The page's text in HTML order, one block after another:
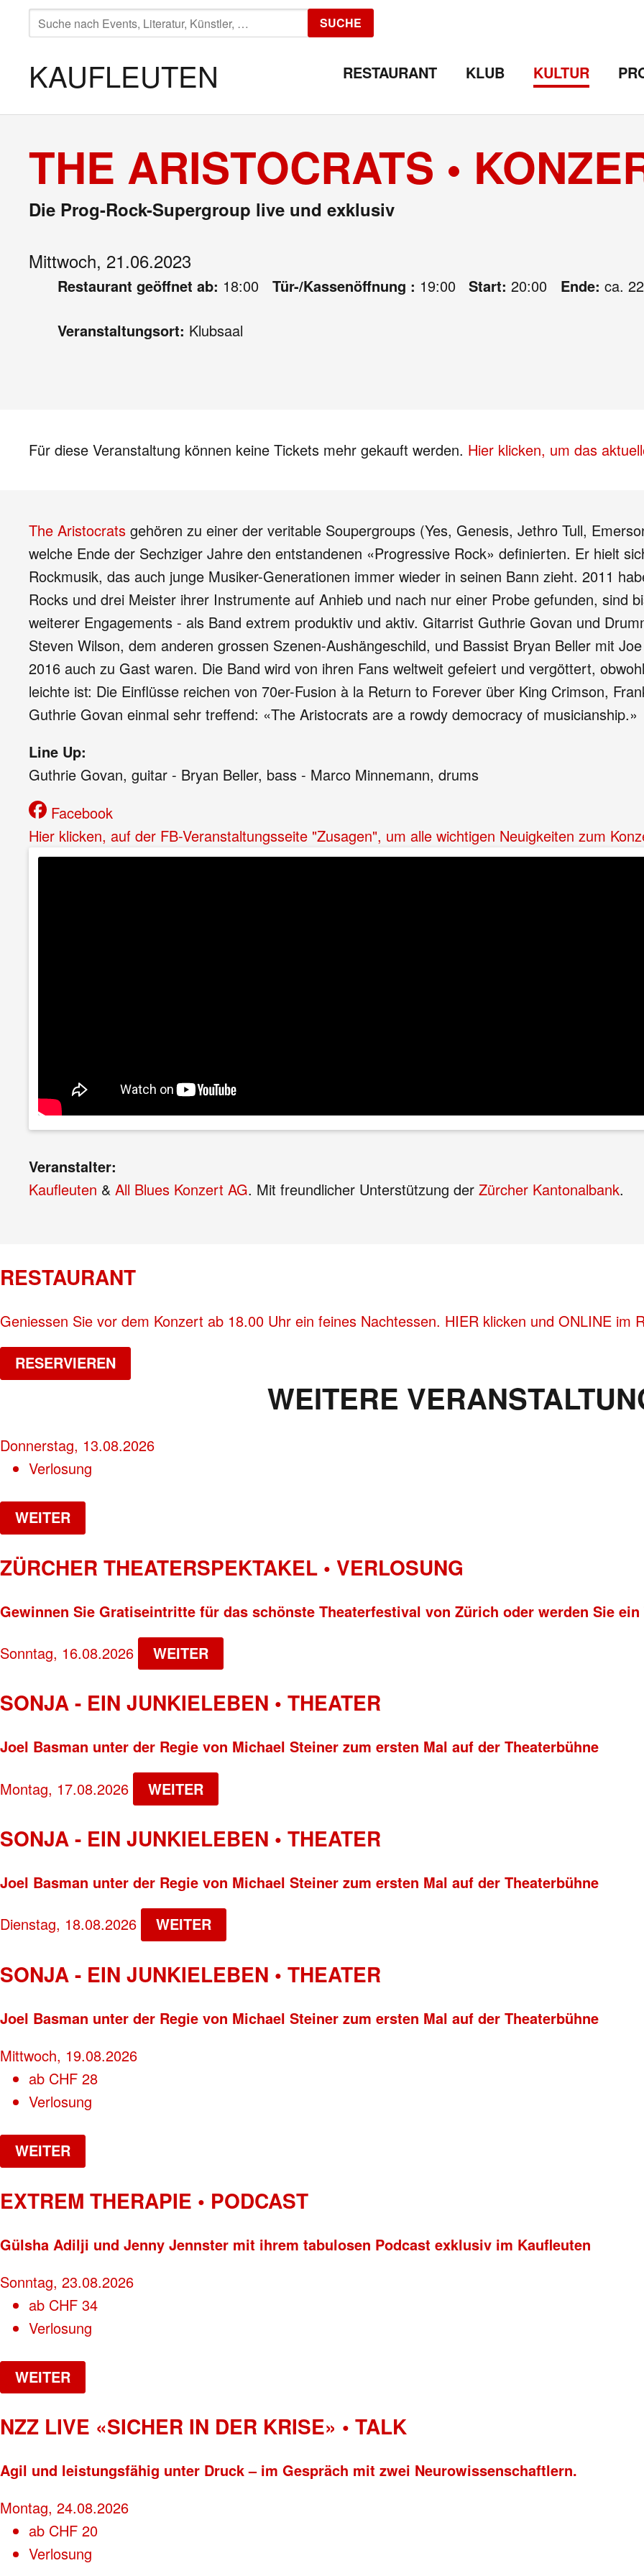
SUCHE
NACH:
SUCHE
KAUFLEUTEN RESTAURANT KLUB KULTUR
THE ARISTOCRATS •
Die Prog-Rock-Supergroup live und exklusiv
Mittwoch, 21.06.2023
Restaurant geöffnet ab: 18:00 Tür-/Kassenöffnung : 19:00 Start: 20:00 Ende: ca.
Veranstaltungsort: Klubsaal
Für diese Veranstaltung können keine Tickets mehr gekauft werden. Hier klicken, um das
The Aristocrats gehören zu einer der veritable Soupergroups (Yes, Genesis, Jethro Tull,
welche Ende der Sechziger Jahre den entstandenen «Progressive Rock» definierten. Er hielt
Rockmusik, das auch junge Musiker-Generationen immer wieder in seinen Bann zieht. 2011
Rocks und drei Meister ihrer Instrumente auf Anhieb und nach nur einer Probe gefunden, sind
weiterer Engagements - als Band extrem produktiv und aktiv. Gitarrist Guthrie Govan und
Steven Wilson, dem anderen grossen Szenen-Aushängeschild, und Bassist Bryan Beller mit
2016 auch zu Gast waren. Die Band wird von ihren Fans weltweit gefeiert und vergöttert,
leichte ist: Die Einflüsse reichen von 70er-Fusion à la Return to Forever über King Crimson,
Guthrie Govan einmal sehr treffend: «The Aristocrats are a rowdy democracy of musicianship.»
Line Up:
Guthrie Govan, guitar - Bryan Beller, bass - Marco Minnemann, drums
Facebook
Hier klicken, auf der FB-Veranstaltungsseite "Zusagen", um alle wichtigen Neuigkeiten zum
Veranstalter:
Kaufleuten & All Blues Konzert AG. Mit freundlicher Unterstützung der Zürcher Kantonalbank.
RESTAURANT
Geniessen Sie vor dem Konzert ab 18.00 Uhr ein feines Nachtessen. HIER klicken und ONLINE im
RESERVIEREN
WEITERE
Donnerstag, 13.08.2026
Verlosung
WEITER
ZÜRCHER THEATERSPEKTAKEL • VERLOSUNG
Gewinnen Sie Gratiseintritte für das schönste Theaterfestival von Zürich oder werden Sie
Sonntag, 16.08.2026 WEITER
SONJA - EIN JUNKIELEBEN • THEATER
Joel Basman unter der Regie von Michael Steiner zum ersten Mal auf der Theaterbühne
Montag, 17.08.2026 WEITER
SONJA - EIN JUNKIELEBEN • THEATER
Joel Basman unter der Regie von Michael Steiner zum ersten Mal auf der Theaterbühne
Dienstag, 18.08.2026 WEITER
SONJA - EIN JUNKIELEBEN • THEATER
Joel Basman unter der Regie von Michael Steiner zum ersten Mal auf der Theaterbühne
Mittwoch, 19.08.2026
ab CHF 28
Verlosung
WEITER
EXTREM THERAPIE • PODCAST
Gülsha Adilji und Jenny Jennster mit ihrem tabulosen Podcast exklusiv im Kaufleuten
Sonntag, 23.08.2026
ab CHF 34
Verlosung
WEITER
NZZ LIVE «SICHER IN DER KRISE» • TALK
Agil und leistungsfähig unter Druck – im Gespräch mit zwei Neurowissenschaftlern.
Montag, 24.08.2026
ab CHF 20
Verlosung